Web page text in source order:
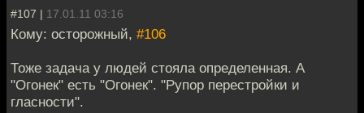
#107 | 17.01.11 03:16
Кому: осторожный, #106
Тоже задача у людей стояла определенная. А
"Огонек" есть "Огонек". "Рупор перестройки и
гласности".